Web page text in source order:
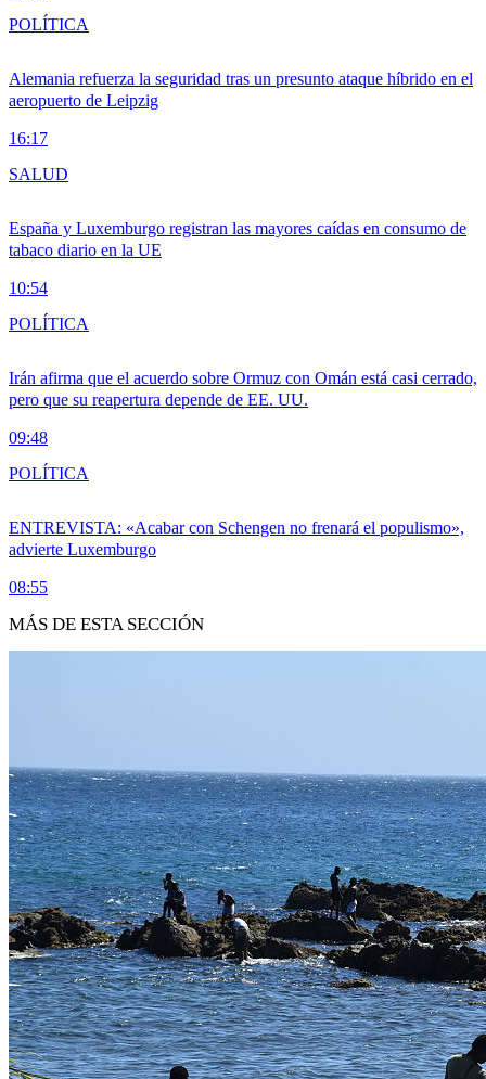
Alemania refuerza la seguridad tras un presunto ataque híbrido en el
aeropuerto de Leipzig
16:17
POLÍTICA
España y Luxemburgo registran las mayores caídas en consumo de
tabaco diario en la UE
10:54
SALUD
Irán afirma que el acuerdo sobre Ormuz con Omán está casi cerrado,
pero que su reapertura depende de EE. UU.
09:48
POLÍTICA
ENTREVISTA: «Acabar con Schengen no frenará el populismo»,
advierte Luxemburgo
08:55
POLÍTICA
MÁS DE ESTA SECCIÓN